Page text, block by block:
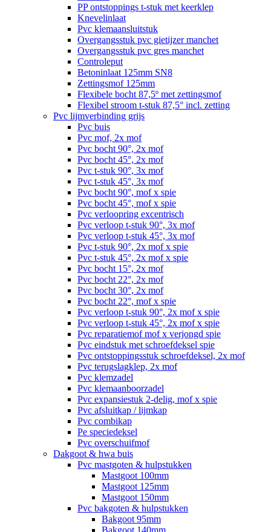
PP ontstoppings t-stuk met keerklep
Knevelinlaat
Pvc klemaansluitstuk
Overgangsstuk pvc gietijzer manchet
Overgangsstuk pvc gres manchet
Controleput
Betoninlaat 125mm SN8
Zettingsmof 125mm
Flexibele bocht 87,5º met zettingsmof
Flexibel stroom t-stuk 87,5° incl. zetting
Pvc lijmverbinding grijs
Pvc buis
Pvc mof, 2x mof
Pvc bocht 90°, 2x mof
Pvc bocht 45°, 2x mof
Pvc t-stuk 90°, 3x mof
Pvc t-stuk 45°, 3x mof
Pvc bocht 90°, mof x spie
Pvc bocht 45°, mof x spie
Pvc verloopring excentrisch
Pvc verloop t-stuk 90°, 3x mof
Pvc verloop t-stuk 45°, 3x mof
Pvc t-stuk 90°, 2x mof x spie
Pvc t-stuk 45°, 2x mof x spie
Pvc bocht 15°, 2x mof
Pvc bocht 22°, 2x mof
Pvc bocht 30°, 2x mof
Pvc bocht 22°, mof x spie
Pvc verloop t-stuk 90°, 2x mof x spie
Pvc verloop t-stuk 45°, 2x mof x spie
Pvc reparatiemof mof x verjongd spie
Pvc eindstuk met schroefdeksel spie
Pvc ontstoppingsstuk schroefdeksel, 2x mof
Pvc terugslagklep, 2x mof
Pvc klemzadel
Pvc klemaanboorzadel
Pvc expansiestuk 2-delig, mof x spie
Pvc afsluitkap / lijmkap
Pvc combikap
Pe speciedeksel
Pvc overschuifmof
Dakgoot & hwa buis
Pvc mastgoten & hulpstukken
Mastgoot 100mm
Mastgoot 125mm
Mastgoot 150mm
Pvc bakgoten & hulpstukken
Bakgoot 95mm
Bakgoot 140mm